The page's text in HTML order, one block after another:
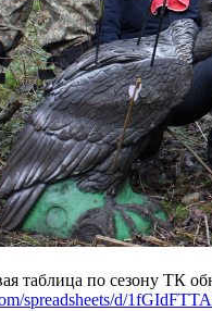
таблица по сезону ТК
spreadsheets/d/